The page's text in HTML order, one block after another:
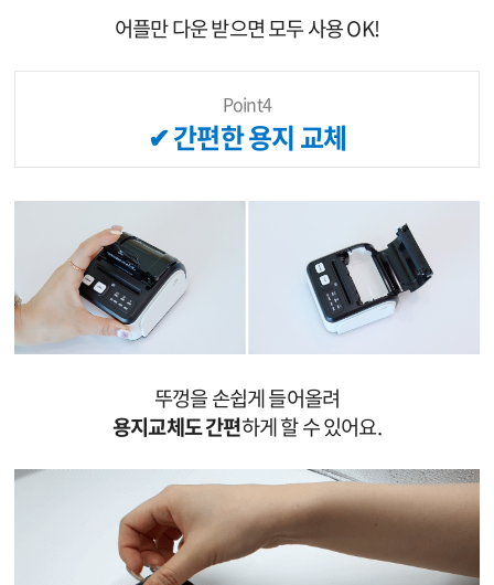
어플만 다운 받으면 모두 사용 OK!
Point4
✔ 간편한 용지 교체
뚜껑을 손쉽게 들어올려
용지교체도 간편하게 할 수 있어요.